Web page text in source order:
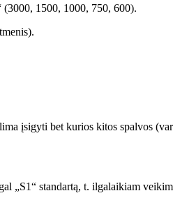
1500, 1000, 750, 600).
įsigyti bet kurios kitos spalvos
„S1“ standartą, t. ilgalaikiam